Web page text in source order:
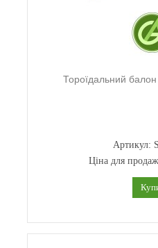
Тороїдальний
Артикул:
Ціна для